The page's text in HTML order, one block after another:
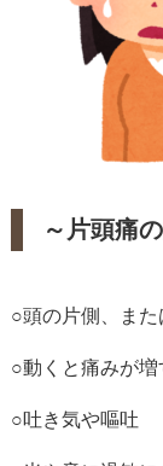
～片頭痛
○頭の片側、ま
○動くと痛みが増
○吐き気や嘔吐